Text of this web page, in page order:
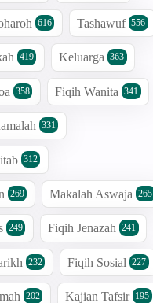
616 Tashawuf 556
419 Keluarga 363
358 Fiqih Wanita 341
331
312
269 Makalah Aswaja 265
249 Fiqih Jenazah 241
232 Fiqih Sosial 227
202 Kajian Tafsir 195